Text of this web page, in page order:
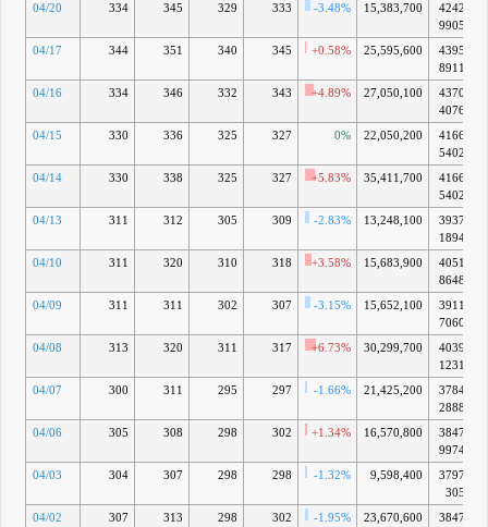
04/20
334 345 329 333 -3.48% 15,383,700
4242億
9905万
04/17
344 351 340 345 +0.58% 25,595,600
4395億
8911万
04/16
334 346 332 343 +4.89% 27,050,100
4370億
4076万
04/15
330 336 325 327 0% 22,050,200
4166億
5402万
04/14
330 338 325 327 +5.83% 35,411,700
4166億
5402万
04/13
311 312 305 309 -2.83% 13,248,100
3937億
1894万
04/10
311 320 310 318 +3.58% 15,683,900
4051億
8648万
04/09
311 311 302 307 -3.15% 15,652,100
3911億
7060万
04/08
313 320 311 317 +6.73% 30,299,700
4039億
1231万
04/07
300 311 295 297 -1.66% 21,425,200
3784億
2888万
04/06
305 308 298 302 +1.34% 16,570,800
3847億
9974万
04/03
304 307 298 298 -1.32% 9,598,400
3797億
305万
04/02
307 313 298 302 -1.95% 23,670,600
3847億